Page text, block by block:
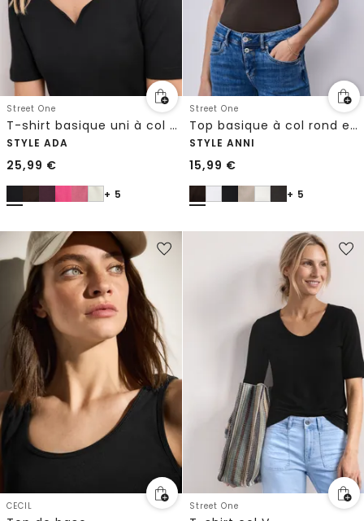
Street One
T-shirt basique uni à col cœur
STYLE ADA
25,99 €
+ 5
Street One
Top basique à col rond en couleur unie
STYLE ANNI
15,99 €
+ 5
CECIL Street One